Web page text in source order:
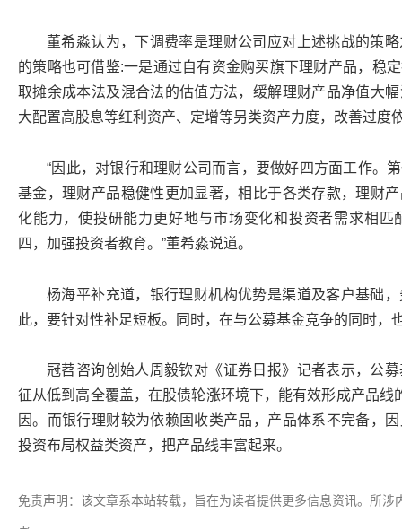
董希淼认为，下调费率是理财公司应对上述挑战的策
的策略也可借鉴:一是通过自有资金购买旗下理财产品，稳
取摊余成本法及混合法的估值方法，缓解理财产品净值大
大配置高股息等红利资产、定增等另类资产力度，改善过度
“因此，对银行和理财公司而言，要做好四方面工作。
基金，理财产品稳健性更加显著，相比于各类存款，理财
化能力，使投研能力更好地与市场变化和投资者需求相
四，加强投资者教育。”董希淼说道。
杨海平补充道，银行理财机构优势是渠道及客户基础
此，要针对性补足短板。同时，在与公募基金竞争的同时，
冠苕咨询创始人周毅钦对《证券日报》记者表示，公
征从低到高全覆盖，在股债轮涨环境下，能有效形成产品线
因。而银行理财较为依赖固收类产品，产品体系不完备，
投资布局权益类资产，把产品线丰富起来。
免责声明：该文章系本站转载，旨在为读者提供更多信息资讯。所